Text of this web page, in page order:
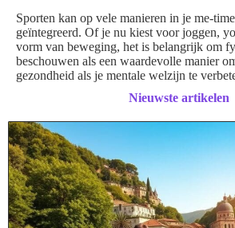
Sporten kan op vele manieren in je me-
geïntegreerd. Of je nu kiest voor joggen,
vorm van beweging, het is belangrijk om
beschouwen als een waardevolle manier
gezondheid als je mentale welzijn te
Nieuwste artikelen